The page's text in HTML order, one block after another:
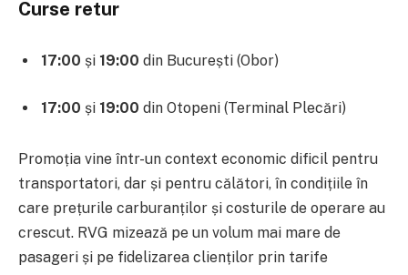
Curse retur
17:00 și 19:00 din București (Obor)
17:00 și 19:00 din Otopeni (Terminal Plecări)
Promoția vine într-un context economic dificil pentru
transportatori, dar și pentru călători, în condițiile în
care prețurile carburanților și costurile de operare au
crescut. RVG mizează pe un volum mai mare de
pasageri și pe fidelizarea clienților prin tarife